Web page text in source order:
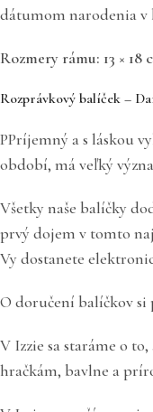
dátumom narodenia v
Rozmery rámu: 13 × 18
Rozprávkový balíček –
PPríjemný a s láskou
období, má veľký
Všetky naše balíčky
prvý dojem v tomto
Vy dostanete
O doručení balíčkov si
V Izzie sa staráme o
hračkám, bavlne a